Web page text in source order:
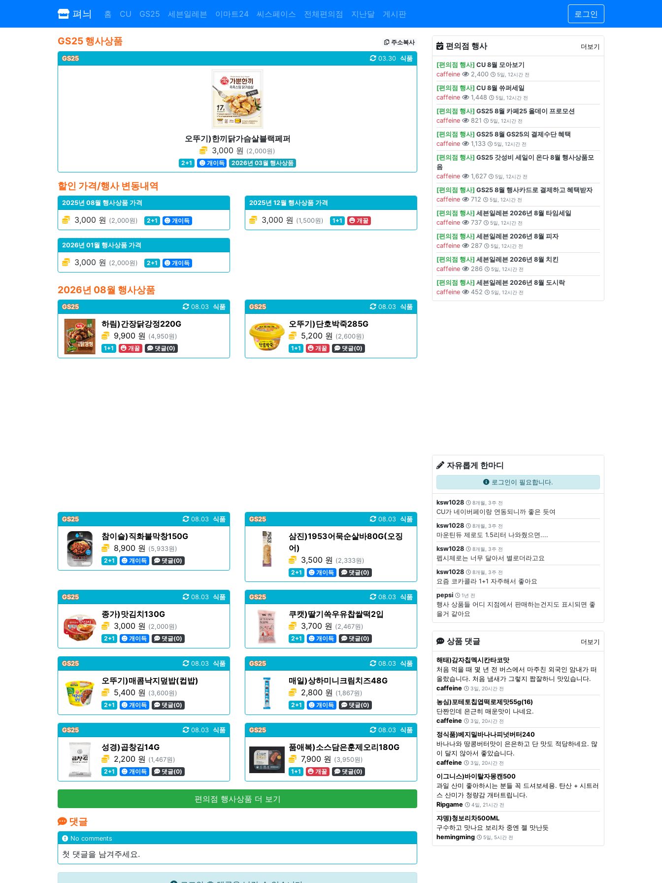
펴늬 홈 CU GS25 세븐일레븐 이마트24 씨스페이스 전체편의점 지난달 게시판 로그인
GS25 행사상품 주소복사
GS25 식품
03.30
오뚜기)한끼닭가슴살블랙페퍼
3,000 원 (2,000원)
2+1
개이득 2026년 03월 행사상품
할인 가격/행사 변동내역
2025년 08월 행사상품 가격
3,000 원 (2,000원) 2+1 개이득
2025년 12월 행사상품 가격
3,000 원 (1,500원) 1+1 개꿀
2026년 01월 행사상품 가격
3,000 원 (2,000원) 2+1 개이득
2026년 08월 행사상품
GS25 식품
08.03
하림)간장닭강정220G
9,900 원 (4,950원)
1+1
개꿀 댓글(0)
GS25 식품
08.03
오뚜기)단호박죽285G
5,200 원 (2,600원)
1+1
개꿀 댓글(0)
GS25 식품
08.03
참이슬)직화불막창150G
8,900 원 (5,933원)
2+1
개이득 댓글(0)
GS25 식품
08.03
삼진)1953어묵순살바80G(오징
어)
3,500 원 (2,333원)
2+1
개이득 댓글(0)
GS25 식품
08.03
종가)맛김치130G
3,000 원 (2,000원)
2+1
개이득 댓글(0)
GS25 식품
08.03
쿠캣)딸기쏙우유찹쌀떡2입
3,700 원 (2,467원)
2+1
개이득 댓글(0)
GS25 식품
08.03
오뚜기)매콤낙지덮밥(컵밥)
5,400 원 (3,600원)
2+1
개이득 댓글(0)
GS25 식품
08.03
매일)상하미니크림치즈48G
2,800 원 (1,867원)
2+1
개이득 댓글(0)
GS25 식품
08.03
성경)곱창김14G
2,200 원 (1,467원)
2+1
개이득 댓글(0)
GS25 식품
08.03
품애복)소스담은훈제오리180G
7,900 원 (3,950원)
1+1
개꿀 댓글(0)
편의점 행사상품 더 보기
댓글
No comments
첫 댓글을 남겨주세요.
편의점 행사 더보기
[편의점 행사] CU 8월 모아보기
caffeine
2,400 5일, 12시간 전
[편의점 행사] CU 8월 쓔퍼세일
caffeine
1,448 5일, 12시간 전
[편의점 행사] GS25 8월 카페25 올데이 프로모션
caffeine
821 5일, 12시간 전
[편의점 행사] GS25 8월 GS25의 결제수단 혜택
caffeine
1,133 5일, 12시간 전
[편의점 행사] GS25 갓성비 세일이 온다 8월 행사상품모
음
caffeine
1,627 5일, 12시간 전
[편의점 행사] GS25 8월 행사카드로 결제하고 혜택받자
caffeine
712 5일, 12시간 전
[편의점 행사] 세븐일레븐 2026년 8월 타임세일
caffeine
737 5일, 12시간 전
[편의점 행사] 세븐일레븐 2026년 8월 피자
caffeine
287 5일, 12시간 전
[편의점 행사] 세븐일레븐 2026년 8월 치킨
caffeine
286 5일, 12시간 전
[편의점 행사] 세븐일레븐 2026년 8월 도시락
caffeine
452 5일, 12시간 전
자유롭게 한마디
로그인이 필요합니다.
ksw1028 8개월, 3주 전
CU가 네이버페이랑 연동되니까 좋은 듯여
ksw1028
8개월, 3주 전
마운틴듀 제로도 1.5리터 나와줬으면....
ksw1028
8개월, 3주 전
펩시제로는 너무 달아서 별로더라고요
ksw1028
8개월, 3주 전
요즘 코카콜라 1+1 자주해서 좋아요
pepsi
1년 전
행사 상품들 어디 지점에서 판매하는건지도 표시되면 좋
을거 같아요
상품 댓글 더보기
해태)감자칩멕시칸타코맛
처음 먹을 때 몇 년 전 버스에서 마주친 외국인 암내가 떠
올랐습니다. 처음 냄새가 그렇지 짭잘하니 맛있습니다.
caffeine
3일, 20시간 전
농심)포테토칩엽떡로제맛55g(16)
단짠인데 은근히 매운맛이 나네요.
caffeine
3일, 20시간 전
정식품)베지밀바나나피넛버터240
바나나와 땅콩버터맛이 은은하고 단 맛도 적당하네요. 많
이 달지 않아서 좋았습니다.
caffeine
3일, 20시간 전
이그니스)바이탈자몽캔500
과일 산미 좋아하시는 분들 꼭 드셔보세용. 탄산 + 시트러
스 산미가 청량감 개터트립니다.
Ripgame
4일, 21시간 전
쟈뎅)청보리차500ML
구수하고 맛나요 보리차 중엔 젤 맛난듯
hemingming
5일, 5시간 전